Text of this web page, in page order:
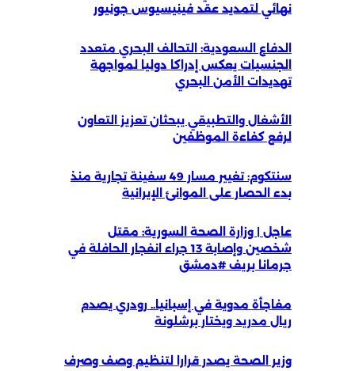
نهائي لتمديد عقد فينيسيوس جونيور
الدفاع السعودية: التحالف البحري متعدد
الجنسيات يعكس إدراكا دوليا لمواجهة
تهديدات الأمن البحري
الأشغال والتطبيقي يبحثان تعزيز التعاون
لرفع كفاءة الموظفين
سنتكوم: تغيير مسار 49 سفينة تجارية منذ
بدء الحصار على الموانئ الإيرانية
عاجل | وزارة الصحة السورية: مقتل
شخصين وإصابة 13 جراء انفجار الحافلة في
جرمانا بريف #دمشق
مفاجأة مدوية في إسبانيا.. رودري يصدم
ريال مدريد ويختار برشلونة
وزير الصحة يصدر قرارا لتنظيم وصف وصرف